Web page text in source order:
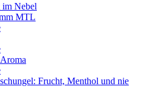
Nebel
MTL
Frucht, Menthol und nie